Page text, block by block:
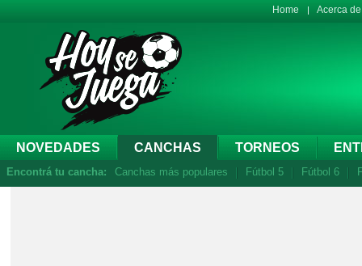
Home Acerca
NOVEDADES CANCHAS TORNEOS
Encontrá tu cancha: Canchas más populares Fútbol 5 Fútbol 6